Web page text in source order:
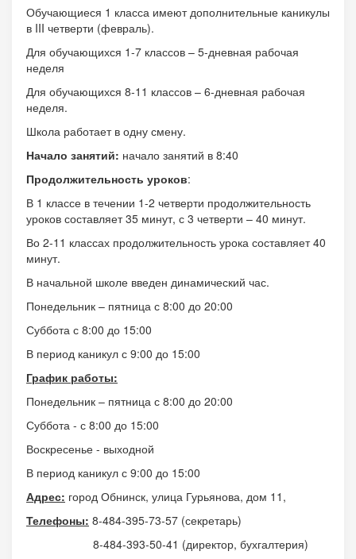
Обучающиеся 1 класса имеют дополнительные каникулы
в III четверти (февраль).
Для обучающихся 1-7 классов – 5-дневная рабочая
неделя
Для обучающихся 8-11 классов – 6-дневная рабочая
неделя.
Школа работает в одну смену.
Начало занятий: начало занятий в 8:40
Продолжительность уроков:
В 1 классе в течении 1-2 четверти продолжительность
уроков составляет 35 минут, с 3 четверти – 40 минут.
Во 2-11 классах продолжительность урока составляет 40
минут.
В начальной школе введен динамический час.
Понедельник – пятница с 8:00 до 20:00
Суббота с 8:00 до 15:00
В период каникул с 9:00 до 15:00
График работы:
Понедельник – пятница с 8:00 до 20:00
Суббота - с 8:00 до 15:00
Воскресенье - выходной
В период каникул с 9:00 до 15:00
Адрес: город Обнинск, улица Гурьянова, дом 11,
Телефоны: 8-484-395-73-57 (секретарь)
8-484-393-50-41 (директор, бухгалтерия)